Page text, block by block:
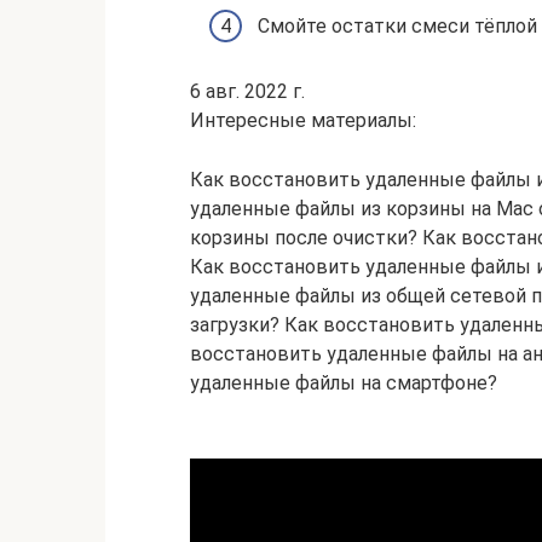
Смойте остатки смеси тёплой
6 авг. 2022 г.
Интересные материалы:
Как восстановить удаленные файлы
удаленные файлы из корзины на
корзины после очистки? Как
Как восстановить удаленные файлы
удаленные файлы из общей сетевой
загрузки? Как восстановить
восстановить удаленные файлы на
удаленные файлы на смартфоне?